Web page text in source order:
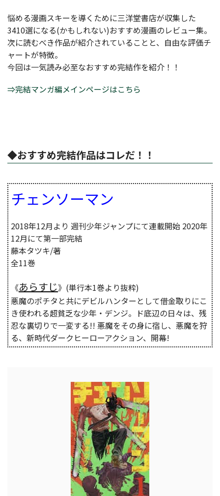
悩める漫画スキーを導くために三洋堂書店が収集した
3410選になる(かもしれない)おすすめ漫画のレビュー集。
次に読むべき作品が紹介されていることと、自由な評価チ
ャートが特徴。
今回は一気読み必至なおすすめ完結作を紹介！！
⇒完結マンガ編メインページはこちら
◆おすすめ完結作品はコレだ！！
チェンソーマン
2018年12月より 週刊少年ジャンプにて連載開始 2020年
12月にて第一部完結
藤本タツキ/著
全11巻
《あらすじ》(単行本1巻より抜粋)
悪魔のポチタと共にデビルハンターとして借金取りにこ
き使われる超貧乏な少年・デンジ。ド底辺の日々は、残
忍な裏切りで一変する!! 悪魔をその身に宿し、悪魔を狩
る、新時代ダークヒーローアクション、開幕!